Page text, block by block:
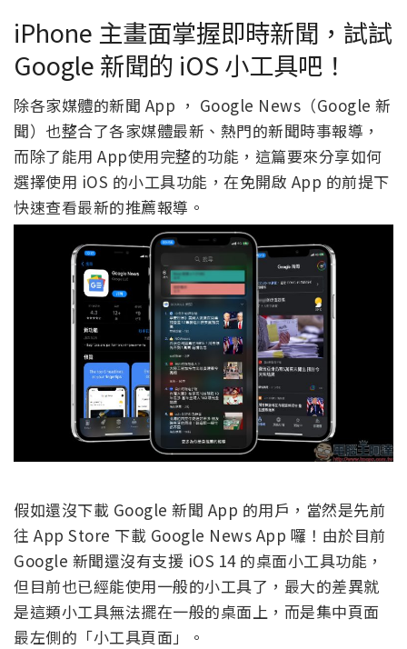
iPhone 主畫面掌握即時新聞，試試
Google 新聞的 iOS 小工具吧！
除各家媒體的新聞 App ， Google News（Google 新
聞）也整合了各家媒體最新、熱門的新聞時事報導，
而除了能用 App使用完整的功能，這篇要來分享如何
選擇使用 iOS 的小工具功能，在免開啟 App 的前提下
快速查看最新的推薦報導。
假如還沒下載 Google 新聞 App 的用戶，當然是先前
往 App Store 下載 Google News App 囉！由於目前
Google 新聞還沒有支援 iOS 14 的桌面小工具功能，
但目前也已經能使用一般的小工具了，最大的差異就
是這類小工具無法擺在一般的桌面上，而是集中頁面
最左側的「小工具頁面」。